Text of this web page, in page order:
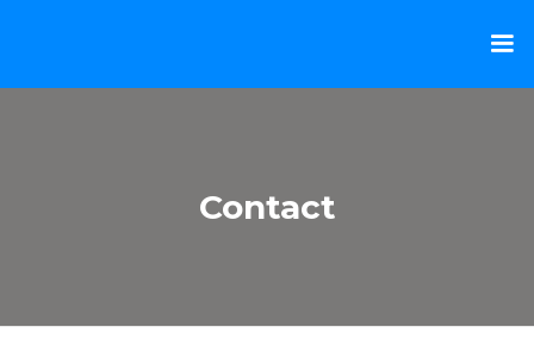
Contact